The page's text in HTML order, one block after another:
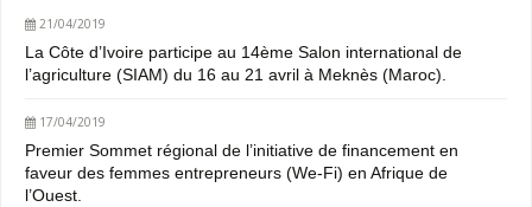
21/04/2019
La Côte d’Ivoire participe au 14ème Salon international de
l’agriculture (SIAM) du 16 au 21 avril à Meknès (Maroc).
17/04/2019
Premier Sommet régional de l’initiative de financement en
faveur des femmes entrepreneurs (We-Fi) en Afrique de
l’Ouest.